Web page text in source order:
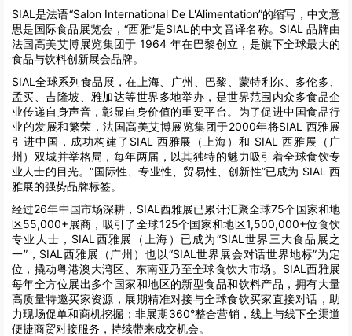
SIAL是法语“Salon International De L'Alimentation”的缩写，中文意
思是国际食品展览会，“西雅”是SIAL的中文音译名称。SIAL 品牌由
法国高美艾博展览集团于 1964 年在巴黎创立，是旗下全球最大的
食品与饮料创新展会品牌。
SIAL全球系列食品展，在上海、广州、巴黎、蒙特利尔、多伦多、
孟买、吉隆坡、雅加达等世界多地举办，是世界范围内众多食品企
业传递自身声音，彰显自身价值的重要平台。为了促进中国食品行
业的发展和繁荣，法国高美艾博展览集团于2000年将SIAL 西雅展
引进中国，成功构建了SIAL 西雅展（上海）和 SIAL 西雅展（广
州）双城并举格局，每年两届，以其独特的魅力吸引着全球食饮专
业人士的目光。“国际性、专业性、贸易性、创新性”已成为 SIAL 西
雅展的强势品牌标签。
经过26年中国市场深耕，SIAL西雅展已累计汇聚全球75个国家和地
区55,000+展商，吸引了全球125个国家和地区1,500,000+位食饮
专业人士，SIAL西雅展（上海）已成为“SIAL世界三大食品展之
一”，SIAL西雅展（广州）也以“SIAL世界展会对话世界地标”为定
位，撬动粤港澳大湾区、东南亚乃至全球食饮大市场。SIAL西雅展
每年全方位展出多个国家和地区的新型食品和饮料产品，拥有大量
高质量特邀买家资源，展期精准对接与全球食饮买家直接对话，助
力现场促单和商机挖掘；非展期360°整合营销，线上与线下全渠道
便捷商贸对接服务，持续带来成交机会。